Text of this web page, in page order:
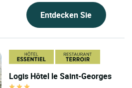
Entdecken Sie
Logis Hôtel le Saint-Georges